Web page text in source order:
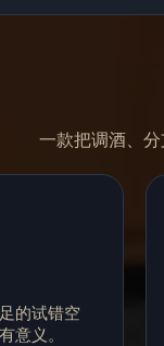
一款把调酒、
的试错空
意义。